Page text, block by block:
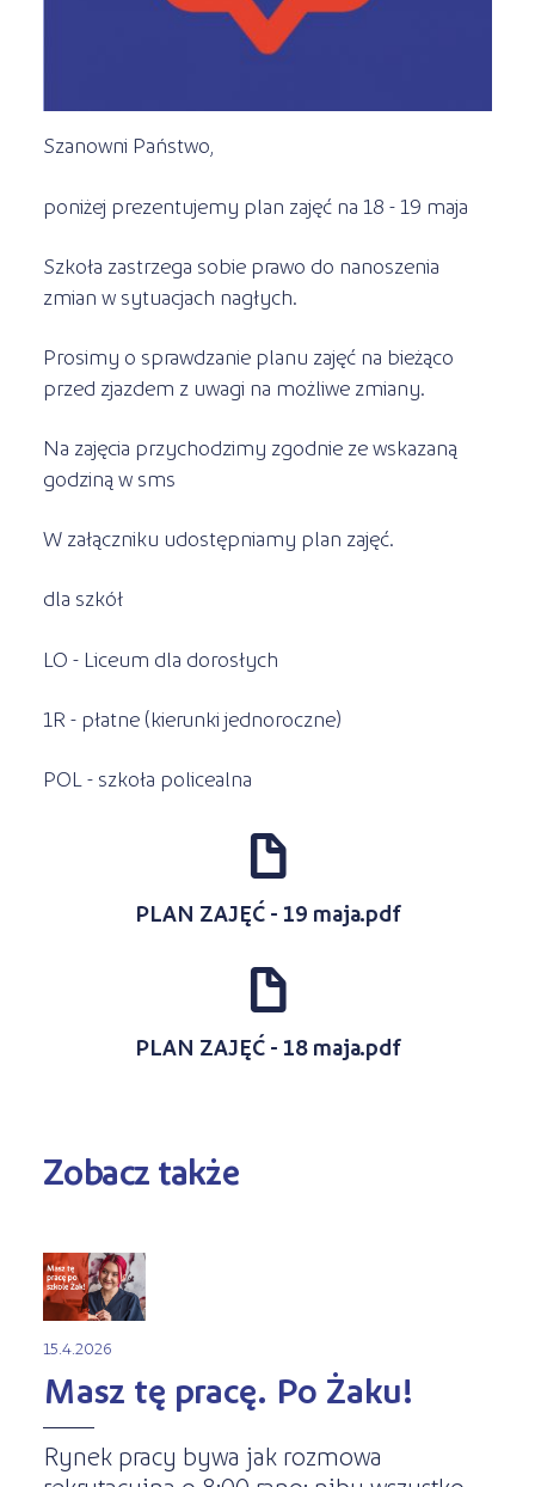
STREFA SŁUCHACZA
Szanowni Państwo,
poniżej prezentujemy plan zajęć na 18 - 19 maja
Szkoła zastrzega sobie prawo do nanoszenia
zmian w sytuacjach nagłych.
Prosimy o sprawdzanie planu zajęć na bieżąco
przed zjazdem z uwagi na możliwe zmiany.
Na zajęcia przychodzimy zgodnie ze wskazaną
godziną w sms
W załączniku udostępniamy plan zajęć.
dla szkół
LO - Liceum dla dorosłych
1R - płatne (kierunki jednoroczne)
POL - szkoła policealna
d
PLAN ZAJĘĆ - 19 maja.pdf
d
PLAN ZAJĘĆ - 18 maja.pdf
Zobacz także
15.4.2026
Masz tę pracę. Po Żaku!
Rynek pracy bywa jak rozmowa